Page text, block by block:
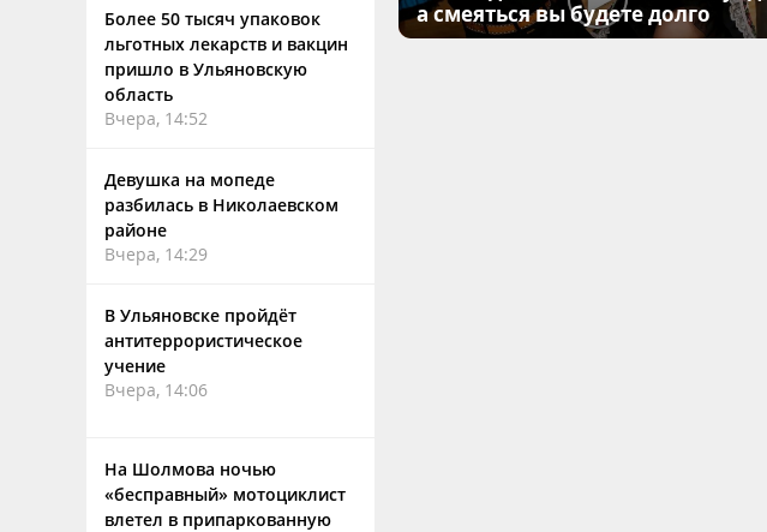
Более 50 тысяч упаковок
льготных лекарств и вакцин
пришло в Ульяновскую
область
Вчера, 14:52
Девушка на мопеде
разбилась в Николаевском
районе
Вчера, 14:29
В Ульяновске пройдёт
антитеррористическое
учение
Вчера, 14:06
На Шолмова ночью
«бесправный» мотоциклист
влетел в припаркованную
а смеяться вы будете долго